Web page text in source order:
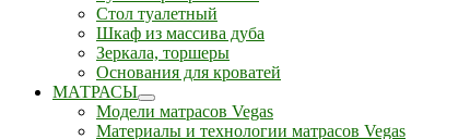
Стол туалетный
Шкаф из массива дуба
Зеркала, торшеры
Основания для кроватей
МАТРАСЫ
Модели матрасов Vegas
Материалы и технологии матрасов Vegas